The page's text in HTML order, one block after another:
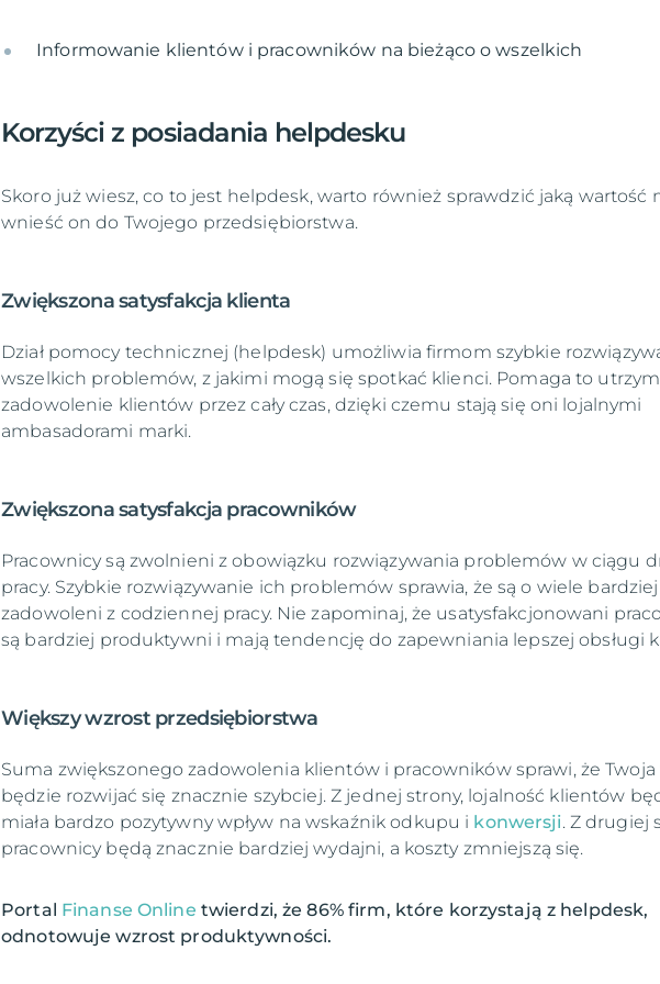
Informowanie klientów i pracowników na bieżąco o wszelkich
Korzyści z posiadania helpdesku
Skoro już wiesz, co to jest helpdesk, warto również sprawdzić jaką wartość
wnieść on do Twojego przedsiębiorstwa.
Zwiększona satysfakcja klienta
Dział pomocy technicznej (helpdesk) umożliwia firmom szybkie
wszelkich problemów, z jakimi mogą się spotkać klienci. Pomaga to
zadowolenie klientów przez cały czas, dzięki czemu stają się oni lojalnymi
ambasadorami marki.
Zwiększona satysfakcja pracowników
Pracownicy są zwolnieni z obowiązku rozwiązywania problemów w ciągu
pracy. Szybkie rozwiązywanie ich problemów sprawia, że są o wiele bardziej
zadowoleni z codziennej pracy. Nie zapominaj, że usatysfakcjonowani
są bardziej produktywni i mają tendencję do zapewniania lepszej obsługi
Większy wzrost przedsiębiorstwa
Suma zwiększonego zadowolenia klientów i pracowników sprawi, że Twoja
będzie rozwijać się znacznie szybciej. Z jednej strony, lojalność klientów
miała bardzo pozytywny wpływ na wskaźnik odkupu i konwersji. Z drugiej
pracownicy będą znacznie bardziej wydajni, a koszty zmniejszą się.
Portal Finanse Online twierdzi, że 86% firm, które korzystają z helpdesk,
odnotowuje wzrost produktywności.